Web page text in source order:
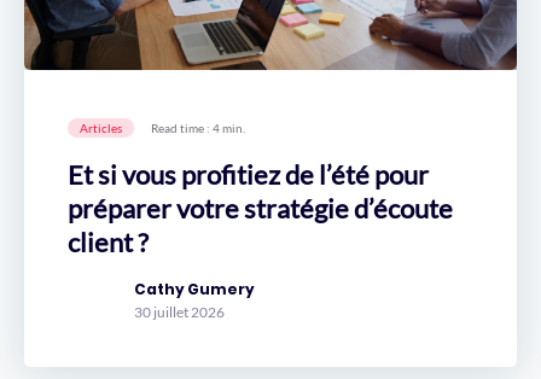
Articles Read time : 4 min.
Et si vous profitiez de l’été pour
préparer votre stratégie d’écoute
client ?
Cathy Gumery
30 juillet 2026